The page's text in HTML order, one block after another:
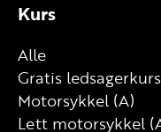
Kurs
Alle
Gratis
Motorsykkel (A)
Lett motorsykkel